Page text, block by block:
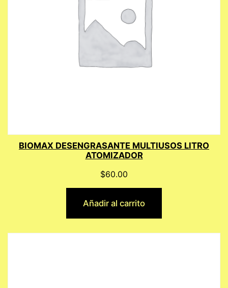
BIOMAX DESENGRASANTE MULTIUSOS LITRO
ATOMIZADOR
$60.00
Añadir al carrito